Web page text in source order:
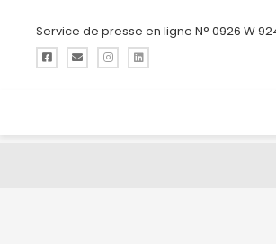
Service de presse en ligne N° 0926 W